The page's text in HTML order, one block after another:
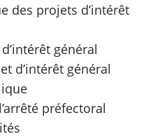
des projets d’intérêt
général
d’intérêt général
préfectoral